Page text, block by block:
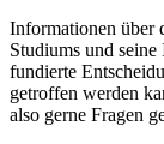
Informationen über
Studiums und seine
fundierte
getroffen werden
also gerne Fragen